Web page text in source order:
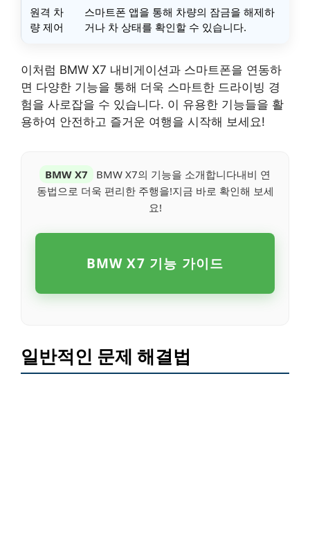
원격 차
량 제어
스마트폰 앱을 통해 차량의 잠금을 해제하
거나 차 상태를 확인할 수 있습니다.
이처럼 BMW X7 내비게이션과 스마트폰을 연동하
면 다양한 기능을 통해 더욱 스마트한 드라이빙 경
험을 사로잡을 수 있습니다. 이 유용한 기능들을 활
용하여 안전하고 즐거운 여행을 시작해 보세요!
BMW X7
BMW X7의 기능을 소개합니다내비 연
동법으로 더욱 편리한 주행을!지금 바로 확인해 보세
요!
BMW X7 기능 가이드
일반적인 문제 해결법